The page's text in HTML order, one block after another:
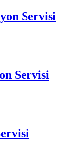
Servisi
Servisi